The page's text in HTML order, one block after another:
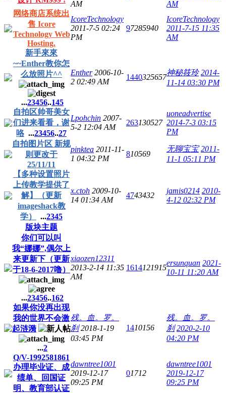
AM
AM
网络商店系统出
售 Icore
Technology Web
Hosting.
IcoreTechnology
2011-7-5 02:24
PM
97285940
IcoreTechnology
2011-7-15 11:35
AM
新手來來
~~Enther教你怎
么放照片^^
...23456..145
Enther 2006-10-
2 02:49 AM
1440325657
神秘筱玲 2014-
11-14 03:30 PM
自拍区帅哥美女
们进来看看，谢
咯 ...23456..27
Lpohchin 2007-
5-2 12:04 AM
263130527
uoneadvertise
2014-7-3 03:15
PM
自拍图片区 新规
则更改于
25/11/11
pinktea 2011-11-
1 04:32 PM
810569
无聊宝宝 2011-
11-1 05:11 PM
【多种设置照片
上传教学提供了
解】（更新
imageshack教
学）
...2345
x.ctoh 2009-10-
14 01:34 AM
4743432
jamis0214 2010-
4-12 02:32 PM
版块主题
你们可以叫
我“娜娜”,偶尔上
来更新下（更新
于18-6-2017噜）
...23456..162
xiaozen12311
2013-2-14 11:35
AM
1614121915
ersunquan 2021-
10-11 11:20 AM
如果你没再出现
我的世界不会激
起涟漪
...2
残。血。罗。
刹 2018-1-19
03:45 PM
1410156
残。血。罗。
刹 2020-2-10
04:20 PM
Q/V-1992581861
办理毕业证、成
绩单、回国证
明、教育部认证
dawntree1001
2019-12-17
09:25 PM
01712
dawntree1001
2019-12-17
09:25 PM